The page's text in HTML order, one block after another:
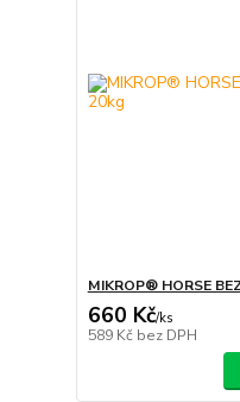
MIKROP® HORSE
660 Kč/ks
589 Kč bez DPH